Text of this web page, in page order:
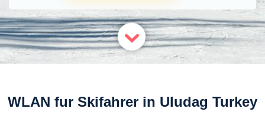
WLAN fur Skifahrer in Uludag Turkey